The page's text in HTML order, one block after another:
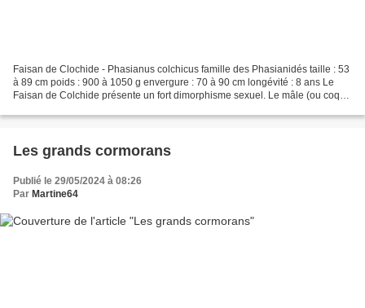
Faisan de Clochide - Phasianus colchicus famille des Phasianidés taille : 53
à 89 cm poids : 900 à 1050 g envergure : 70 à 90 cm longévité : 8 ans Le
Faisan de Colchide présente un fort dimorphisme sexuel. Le mâle (ou coq),
Les grands cormorans
Publié le 29/05/2024 à 08:26
Par Martine64